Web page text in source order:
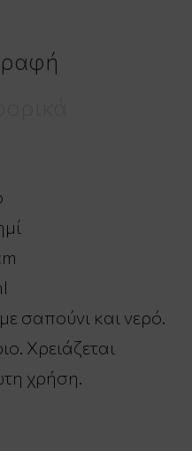
σαπούνι και νερό.
Χρειάζεται
χρήση.